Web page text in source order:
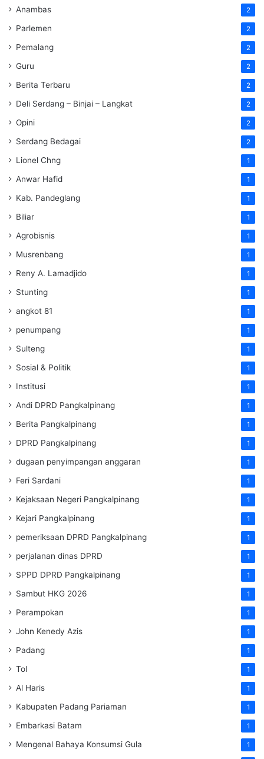
Anambas 2
Parlemen 2
Pemalang 2
Guru 2
Berita Terbaru 2
Deli Serdang – Binjai – Langkat 2
Opini 2
Serdang Bedagai 2
Lionel Chng 1
Anwar Hafid 1
Kab. Pandeglang 1
Biliar 1
Agrobisnis 1
Musrenbang 1
Reny A. Lamadjido 1
Stunting 1
angkot 81 1
penumpang 1
Sulteng 1
Sosial & Politik 1
Institusi 1
Andi DPRD Pangkalpinang 1
Berita Pangkalpinang 1
DPRD Pangkalpinang 1
dugaan penyimpangan anggaran 1
Feri Sardani 1
Kejaksaan Negeri Pangkalpinang 1
Kejari Pangkalpinang 1
pemeriksaan DPRD Pangkalpinang 1
perjalanan dinas DPRD 1
SPPD DPRD Pangkalpinang 1
Sambut HKG 2026 1
Perampokan 1
John Kenedy Azis 1
Padang 1
Tol 1
Al Haris 1
Kabupaten Padang Pariaman 1
Embarkasi Batam 1
Mengenal Bahaya Konsumsi Gula 1